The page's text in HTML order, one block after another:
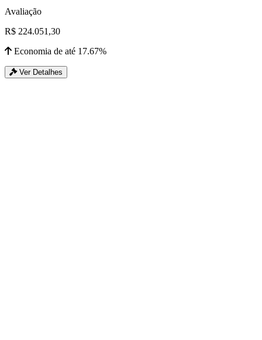
Avaliação
R$ 224.051,30
Economia de até 17.67%
Ver Detalhes